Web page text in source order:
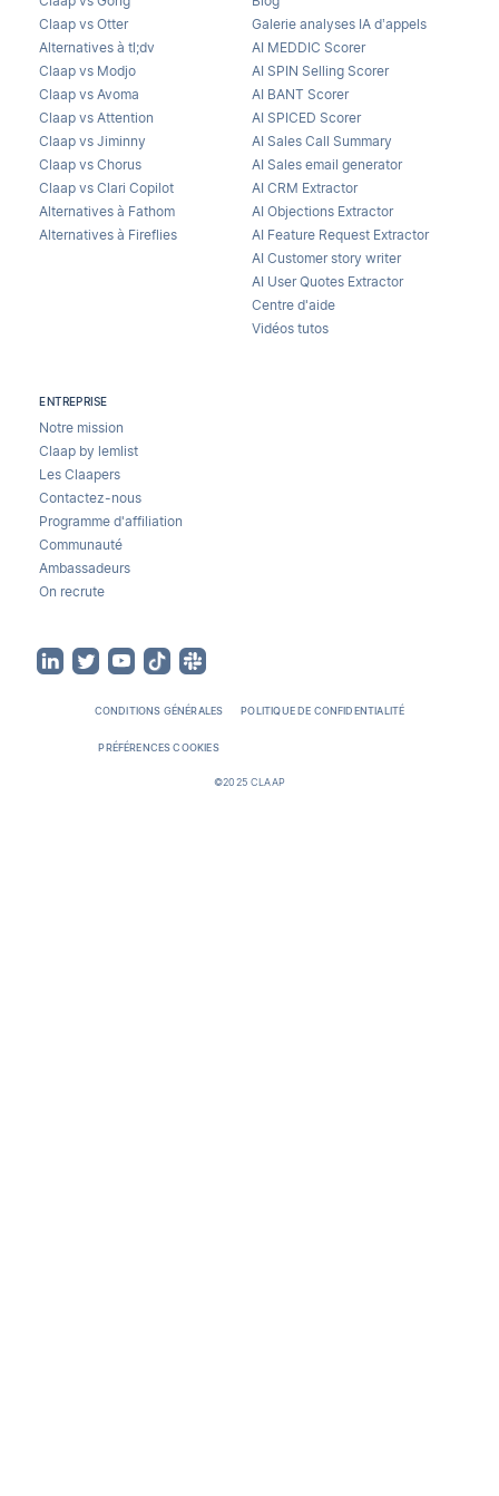
Claap vs Otter
Alternatives à tl;dv
Claap vs Modjo
Claap vs Avoma
Claap vs Attention
Claap vs Jiminny
Claap vs Chorus
Claap vs Clari Copilot
Alternatives à Fathom
Alternatives à Fireflies
Galerie analyses IA d’appels
AI MEDDIC Scorer
AI SPIN Selling Scorer
AI BANT Scorer
AI SPICED Scorer
AI Sales Call Summary
AI Sales email generator
AI CRM Extractor
AI Objections Extractor
AI Feature Request Extractor
AI Customer story writer
AI User Quotes Extractor
Centre d'aide
Vidéos tutos
ENTREPRISE
Notre mission
Claap by lemlist
Les Claapers
Contactez-nous
Programme d'affiliation
Communauté
Ambassadeurs
On recrute
CONDITIONS GÉNÉRALES POLITIQUE DE CONFIDENTIALITÉ
PRÉFÉRENCES COOKIES
©2025 CLAAP